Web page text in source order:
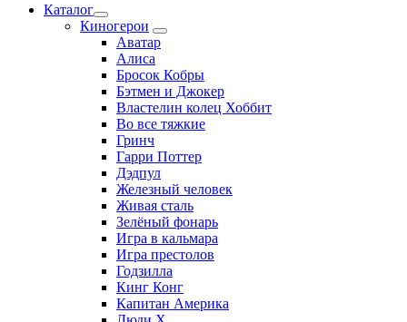
Каталог
Киногерои
Аватар
Алиса
Бросок Кобры
Бэтмен и Джокер
Властелин колец Хоббит
Во все тяжкие
Гринч
Гарри Поттер
Дэдпул
Железный человек
Живая сталь
Зелёный фонарь
Игра в кальмара
Игра престолов
Годзилла
Кинг Конг
Капитан Америка